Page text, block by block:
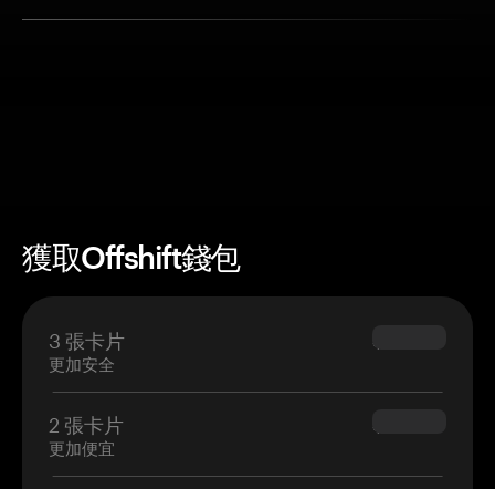
獲取Offshift錢包
3 張卡片
更加安全
$69.90
2 張卡片
更加便宜
$54.90